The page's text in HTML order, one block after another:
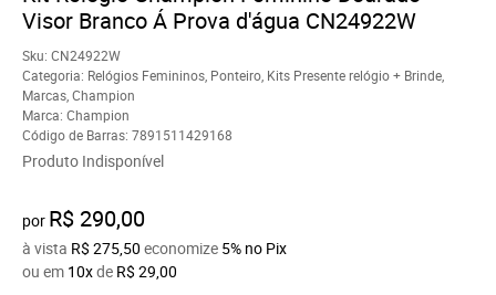
Visor Branco Á Prova d'água CN24922W
Sku: CN24922W
Categoria: Relógios Femininos Ponteiro Kits Presente relógio + Brinde
Marcas Champion
Marca: Champion
Código de Barras: 7891511429168
Produto Indisponível
por R$ 290,00
à vista R$ 275,50 economize 5% no Pix
ou em 10xde R$ 29,00